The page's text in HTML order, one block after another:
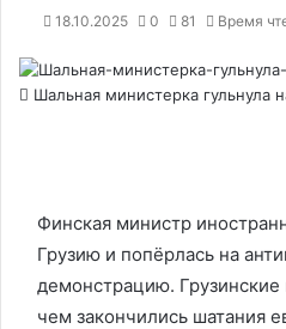
18.10.2025 0 81 Время
Шальная министерка гульнула
Финская министр
Грузию и попёрлась на
демонстрацию.
чем закончились шатания